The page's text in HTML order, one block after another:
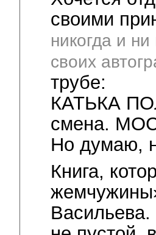
своими
никогда и
своих
трубе:
КАТЬКА
смена.
Но думаю,
Книга,
Васильева.